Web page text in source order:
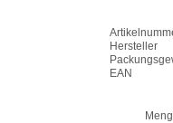
Hersteller
EAN